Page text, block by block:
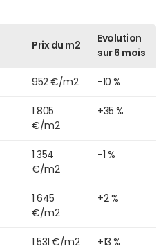
Prix du m2
Evolution
sur 6 mois
952 €/m2 -10 %
1 805
€/m2
+35 %
1 354
€/m2
-1 %
1 645
€/m2
+2 %
1 531 €/m2 +13 %